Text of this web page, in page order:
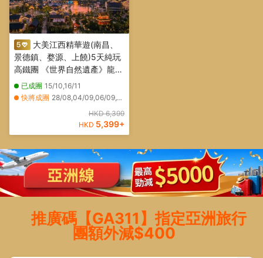
大美江西精華遊(南昌、
景德鎮、婺源、上饒)5天純玩
高鐵團 《世界自然遺產》龍虎
山~竹筏漂流瀘溪河、超美夜
色小鎮~婺女洲、福地靈山(包
電梯)、中國最美鄉村~篁嶺
已成團 15/10,16/11
快將成團 28/08,04/09,06/09,10/09,15/09,24/09,09/10,22/10,26/10,10/11,27/11,08/12,13/12,28/12
23/08,26/08,31/08,01/09,09/09,11/09,13/09,21/09,12/10,13/10,18/10,23/10,28/10,02/11,05/11,08/11,11/11,13/11,19/11,22/11
HKD 6,399
HKD 5,399+
推廣碼【GA311】指定亞洲旅行
團額外減$400